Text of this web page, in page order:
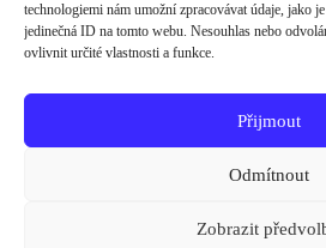
technologiemi nám umožní zpracovávat údaje, jako
jedinečná ID na tomto webu. Nesouhlas nebo
ovlivnit určité vlastnosti a funkce.
Přijmout
Odmítnout
Zobrazit
Přijímáme bezpečné online platby
Vaše platební údaje jsou šifrovány a